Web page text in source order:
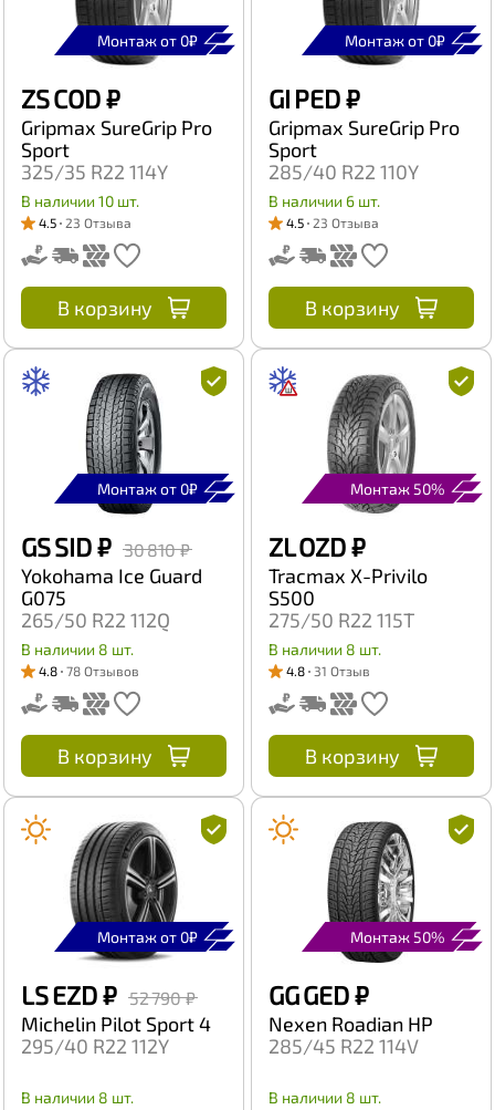
Монтаж от 0₽
ZS COD₽
Gripmax SureGrip Pro
Sport
325/35 R22 114Y
В наличии 10 шт.
4.5 23 Отзыва
В корзину
Монтаж от 0₽
GI PED₽
Gripmax SureGrip Pro
Sport
285/40 R22 110Y
В наличии 6 шт.
4.5 23 Отзыва
В корзину
Монтаж от 0₽
GS SID₽ 30 810 ₽
Yokohama Ice Guard
G075
265/50 R22 112Q
В наличии 8 шт.
4.8 78 Отзывов
В корзину
Монтаж 50%
ZL OZD₽
Tracmax X-Privilo
S500
275/50 R22 115T
В наличии 8 шт.
4.8 31 Отзыв
В корзину
Монтаж от 0₽
LS EZD₽ 52 790 ₽
Michelin Pilot Sport 4
295/40 R22 112Y
В наличии 8 шт.
Монтаж 50%
GG GED₽
Nexen Roadian HP
285/45 R22 114V
В наличии 8 шт.